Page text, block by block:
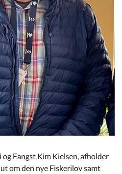
Fangst Kim Kielsen, afholder
om den nye Fiskerilov samt